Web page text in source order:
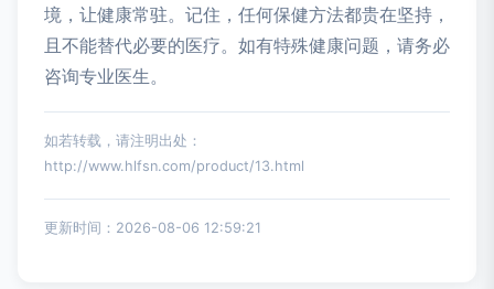
境，让健康常驻。记住，任何保健方法都贵在坚持，
且不能替代必要的医疗。如有特殊健康问题，请务必
咨询专业医生。
如若转载，请注明出处：
http://www.hlfsn.com/product/13.html
更新时间：2026-08-06 12:59:21